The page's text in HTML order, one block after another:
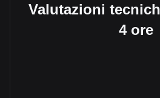
Valutazioni
4 ore